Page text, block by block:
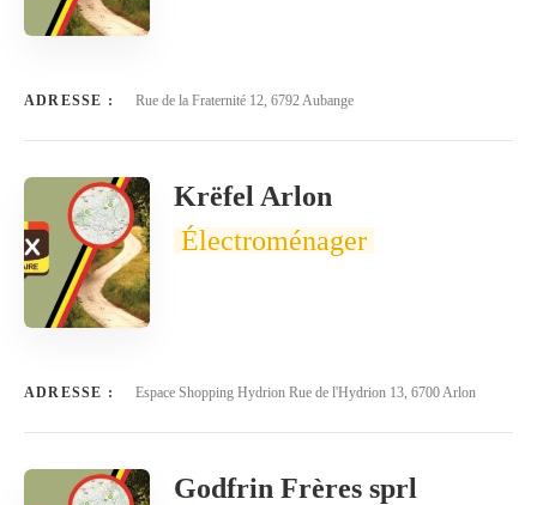
ADRESSE : Rue de la Fraternité 12, 6792 Aubange
Krëfel Arlon
Électroménager
ADRESSE : Espace Shopping Hydrion Rue de l'Hydrion 13, 6700 Arlon
Godfrin Frères sprl